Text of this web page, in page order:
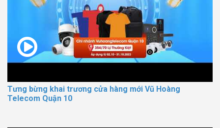
Tưng bừng khai trương cửa hàng mới Vũ Hoàng
Telecom Quận 10